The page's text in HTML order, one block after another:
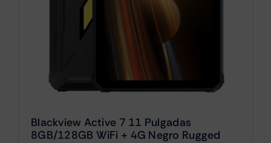
Blackview Active 7 11 Pulgadas
8GB/128GB WiFi + 4G Negro Rugged